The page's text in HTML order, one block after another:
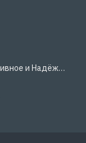
ProgressTyT Насосы для Воды – Эффективное и Надёжное Решение для Дома и Бизнеса